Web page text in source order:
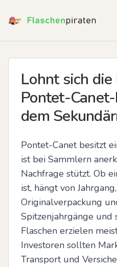
Lohnt sich
Pontet-
dem
Pontet-Canet besitzt
ist bei Sammlern
Nachfrage stützt. Ob
ist, hängt von
Originalverpackung
Spitzenjahrgänge und
Flaschen erzielen
Investoren sollten
Transport und